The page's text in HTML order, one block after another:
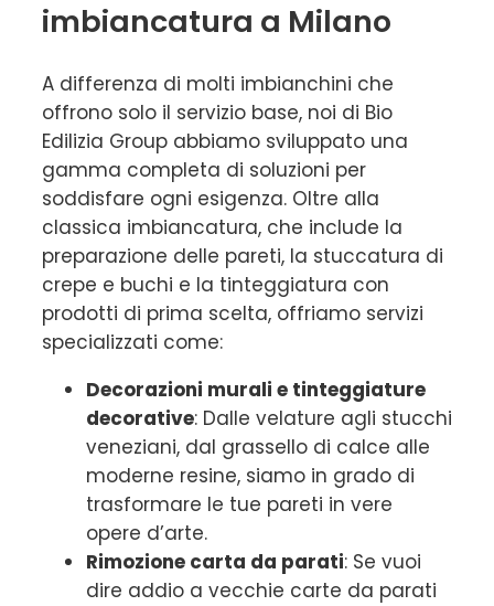
imbiancatura a Milano
A differenza di molti imbianchini che
offrono solo il servizio base, noi di Bio
Edilizia Group abbiamo sviluppato una
gamma completa di soluzioni per
soddisfare ogni esigenza. Oltre alla
classica imbiancatura, che include la
preparazione delle pareti, la stuccatura di
crepe e buchi e la tinteggiatura con
prodotti di prima scelta, offriamo servizi
specializzati come:
Decorazioni murali e tinteggiature
decorative: Dalle velature agli stucchi
veneziani, dal grassello di calce alle
moderne resine, siamo in grado di
trasformare le tue pareti in vere
opere d’arte.
Rimozione carta da parati: Se vuoi
dire addio a vecchie carte da parati